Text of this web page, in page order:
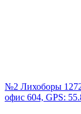
№2 Лихоборы
офис 604, GPS: